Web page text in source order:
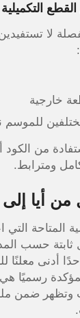
التكميلية
لا تستفيدين
خارجية
من الكود
ومترابط.
من أيا
التي
حسب
أدنى معلنًا
رسميًا
وتظهر ضمن